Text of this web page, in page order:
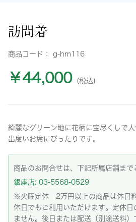
訪問着
商品コード： g-hm116
￥44,000 (税込)
綺麗なグリーン地に花柄に宝尽くしで
出度いお席にぴったりです。
商品のお問合せは、下記所属店舗まで
銀座店: 03-5568-0529
※火曜定休 2万円以上の商品は休日
休日でもご利用いただけます。定休日
ません。後日または配送（別途送料